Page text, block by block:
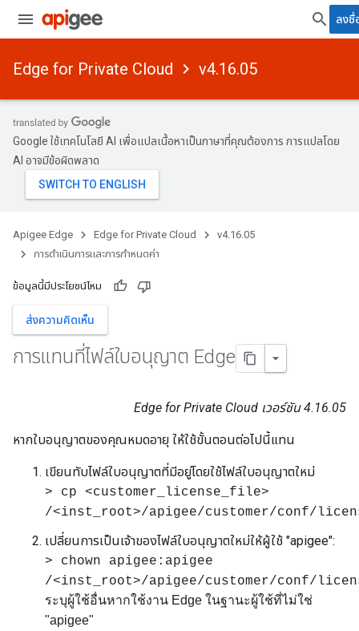
ลงชื่
Edge for Private Cloud v4.16.05
Google ใช้เทคโนโลยี AI เพื่อแปลเนื้อหาเป็นภาษาที่คุณต้องการ การแปลโดย
AI อาจมีข้อผิดพลาด
Apigee Edge Edge for Private Cloud
v4.16.05
การดําเนินการและการกําหนดค่า
ข้อมูลนี้มีประโยชน์ไหม
ส่งความคิดเห็น
การแทนที่ไฟล์ใบอนุญาต Edge
Edge for Private Cloud เวอร์ชัน 4.16.05
หากใบอนุญาตของคุณหมดอายุ ให้ใช้ขั้นตอนต่อไปนี้แทน
เขียนทับไฟล์ใบอนุญาตที่มีอยู่โดยใช้ไฟล์ใบอนุญาตใหม่
> cp <customer_license_file>
/<inst_root>/apigee/customer/conf/
เปลี่ยนการเป็นเจ้าของไฟล์ใบอนุญาตใหม่ให้ผู้ใช้ "apigee":
> chown apigee:apigee
/<inst_root>/apigee/customer/conf/
ระบุผู้ใช้อื่นหากใช้งาน Edge ในฐานะผู้ใช้ที่ไม่ใช่
"apigee"